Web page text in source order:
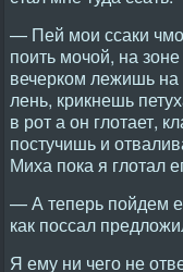
— Пей мои ссаки
поить мочой, на
вечерком лежишь на
лень, крикнешь
в рот а он глотает,
постучишь и
Миха пока я глотал
— А теперь пойдем
как поссал
Я ему ни чего не